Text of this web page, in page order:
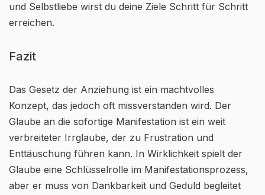
und Selbstliebe wirst du deine Ziele Schritt für Schritt
erreichen.
Fazit
Das Gesetz der Anziehung ist ein machtvolles
Konzept, das jedoch oft missverstanden wird. Der
Glaube an die sofortige Manifestation ist ein weit
verbreiteter Irrglaube, der zu Frustration und
Enttäuschung führen kann. In Wirklichkeit spielt der
Glaube eine Schlüsselrolle im Manifestationsprozess,
aber er muss von Dankbarkeit und Geduld begleitet